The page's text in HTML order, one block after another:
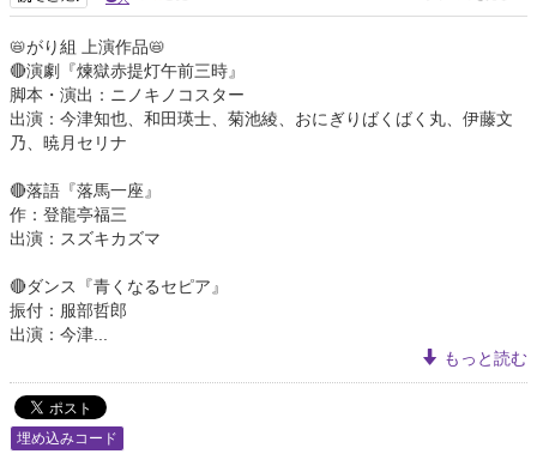
📛がり組 上演作品📛
🔴演劇『煉獄赤提灯午前三時』
脚本・演出：ニノキノコスター
出演：今津知也、和田瑛士、菊池綾、おにぎりばくばく丸、伊藤文
乃、暁月セリナ
🔴落語『落馬一座』
作：登龍亭福三
出演：スズキカズマ
🔴ダンス『青くなるセピア』
振付：服部哲郎
出演：今津...
もっと読む
埋め込みコード